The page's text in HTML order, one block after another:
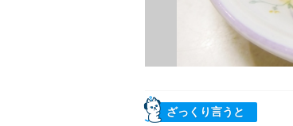
ざっくり言うと